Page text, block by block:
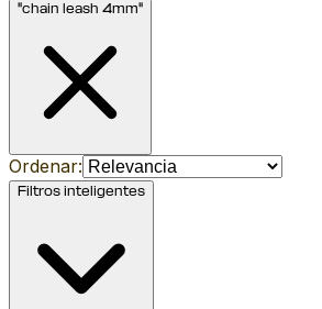
"chain leash 4mm"
Ordenar:
Filtros inteligentes